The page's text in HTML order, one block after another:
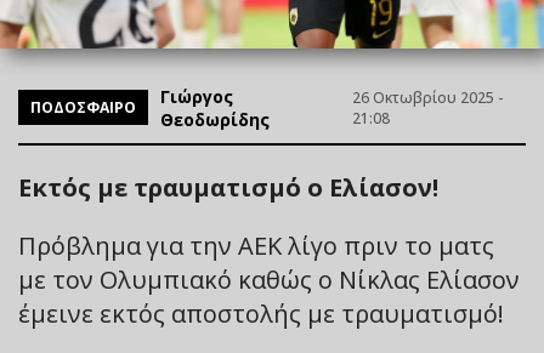
ΠΟΔΟΣΦΑΙΡΟ
Γιώργος
Θεοδωρίδης
26 Οκτωβρίου 2025 -
21:08
Εκτός με τραυματισμό ο Ελίασον!
Πρόβλημα για την ΑΕΚ λίγο πριν το ματς
με τον Ολυμπιακό καθώς ο Νίκλας Ελίασον
έμεινε εκτός αποστολής με τραυματισμό!